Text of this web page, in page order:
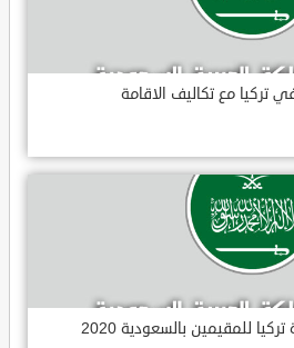
تركيا مع تكاليف الاقامة
للمقيمين بالسعودية 2020